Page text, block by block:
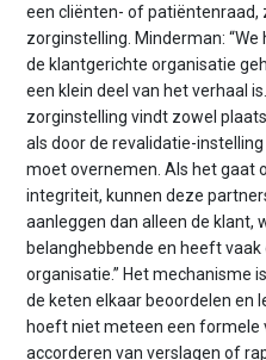
een cliënten- of patiëntenraad,
zorginstelling. Minderman:
de klantgerichte organisatie
een klein deel van het verhaal
zorginstelling vindt zowel
als door de revalidatie-
moet overnemen. Als het gaat
integriteit, kunnen deze
aanleggen dan alleen de klant,
belanghebbende en heeft vaak
organisatie.” Het mechanisme
de keten elkaar beoordelen en
hoeft niet meteen een formele
accorderen van verslagen of